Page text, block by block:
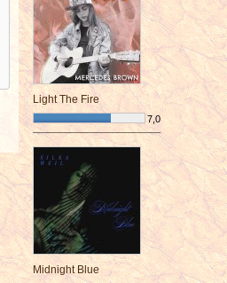
Light The Fire
7,0
¯¯¯¯¯¯¯¯¯¯¯¯¯¯¯¯¯¯¯¯¯¯¯¯
Midnight Blue